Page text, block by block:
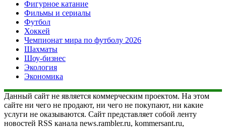
Фигурное катание
Фильмы и сериалы
Футбол
Хоккей
Чемпионат мира по футболу 2026
Шахматы
Шоу-бизнес
Экология
Экономика
Данный сайт не является коммерческим проектом. На этом
сайте ни чего не продают, ни чего не покупают, ни какие
услуги не оказываются. Сайт представляет собой ленту
новостей RSS канала news.rambler.ru, kommersant.ru,